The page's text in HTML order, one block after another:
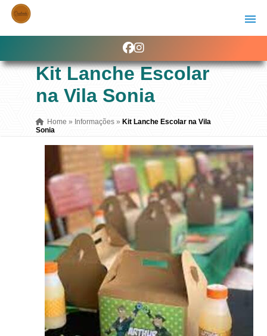
Kit Lanche Escolar
na Vila Sonia
Home » Informações » Kit Lanche Escolar na Vila
Sonia